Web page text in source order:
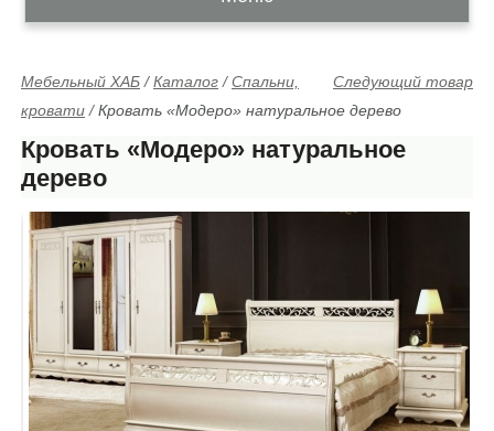
Следующий товар
Мебельный ХАБ /Каталог /Спальни,
кровати /Кровать «Модеро» натуральное дерево
Кровать «Модеро» натуральное
дерево